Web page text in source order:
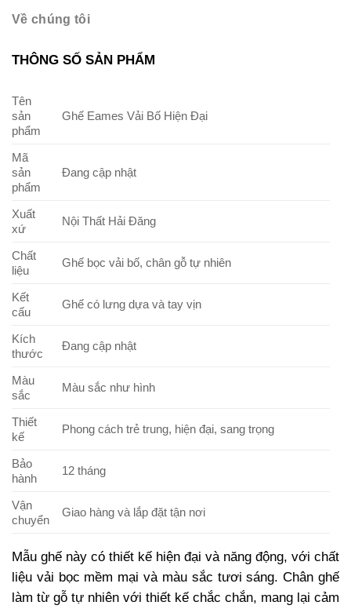
Về chúng tôi
THÔNG SỐ SẢN PHẨM
Tên
sản
phẩm
Ghế Eames Vải Bố Hiện Đại
Mã
sản
phẩm
Đang cập nhật
Xuất
xứ
Nội Thất Hải Đăng
Chất
liệu
Ghế bọc vải bố, chân gỗ tự nhiên
Kết
cấu
Ghế có lưng dựa và tay vịn
Kích
thước
Đang cập nhật
Màu
sắc
Màu sắc như hình
Thiết
kế
Phong cách trẻ trung, hiện đại, sang trọng
Bảo
hành
12 tháng
Vận
chuyển
Giao hàng và lắp đặt tận nơi
Mẫu ghế này có thiết kế hiện đại và năng động, với chất
liệu vải bọc mềm mại và màu sắc tươi sáng. Chân ghế
làm từ gỗ tự nhiên với thiết kế chắc chắn, mang lại cảm